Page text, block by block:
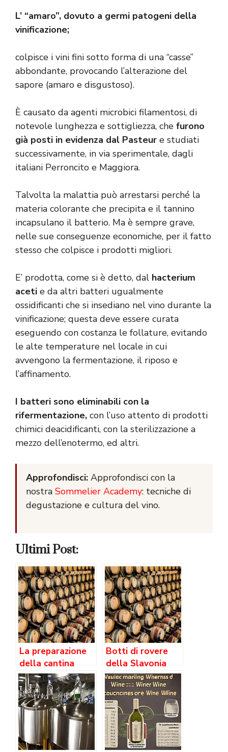
L’ “amaro”, dovuto a germi patogeni della
vinificazione;
colpisce i vini fini sotto forma di una “casse”
abbondante, provocando l’alterazione del
sapore (amaro e disgustoso).
È causato da agenti microbici filamentosi, di
notevole lunghezza e sottigliezza, che furono
già posti in evidenza dal Pasteur e studiati
successivamente, in via sperimentale, dagli
italiani Perroncito e Maggiora.
Talvolta la malattia può arrestarsi perché la
materia colorante che precipita e il tannino
incapsulano il batterio. Ma è sempre grave,
nelle sue conseguenze economiche, per il fatto
stesso che colpisce i prodotti migliori.
E’ prodotta, come si è detto, dal hacterium
aceti e da altri batteri ugualmente
ossidificanti che si insediano nel vino durante la
vinificazione; questa deve essere curata
eseguendo con costanza le follature, evitando
le alte temperature nel locale in cui
avvengono la fermentazione, il riposo e
l’affinamento.
I batteri sono eliminabili con la
rifermentazione, con l’uso attento di prodotti
chimici deacidificanti, con la sterilizzazione a
mezzo dell’enotermo, ed altri.
Approfondisci: Approfondisci con la
nostra Sommelier Academy: tecniche di
degustazione e cultura del vino.
Ultimi Post:
La preparazione
della cantina
Botti di rovere
della Slavonia